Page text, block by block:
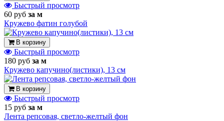
Быстрый просмотр
60 руб за м
Кружево фатин голубой
В корзину
Быстрый просмотр
180 руб за м
Кружево капучино(листики), 13 см
В корзину
Быстрый просмотр
15 руб за м
Лента репсовая, светло-желтый фон